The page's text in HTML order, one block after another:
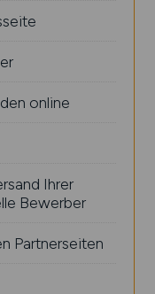
online
Ihrer
Bewerber
Partnerseiten